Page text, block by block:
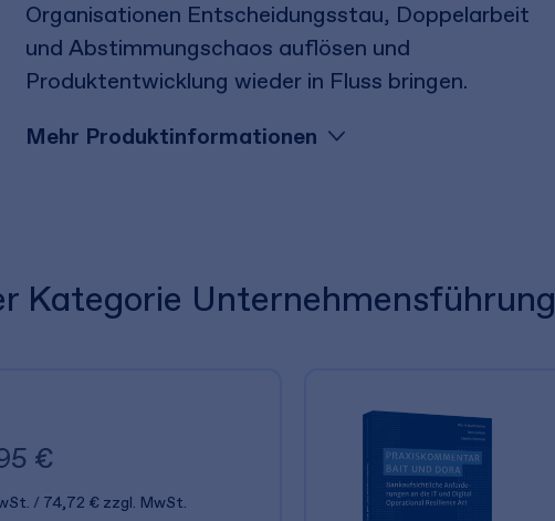
Organisationen Entscheidungsstau, Doppelarbeit
und Abstimmungschaos auflösen und
Produktentwicklung wieder in Fluss bringen.
Mehr Produktinformationen
Kategorie Unternehmensführung
€
74,72 € zzgl. MwSt.